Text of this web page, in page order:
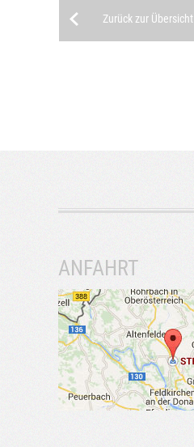
Zurück zur Übersicht
ANFAHRT